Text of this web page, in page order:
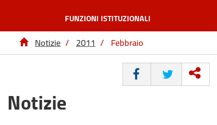
FUNZIONI ISTITUZIONALI
Notizie / 2011 / Febbraio
CONDIVIDI
Notizie